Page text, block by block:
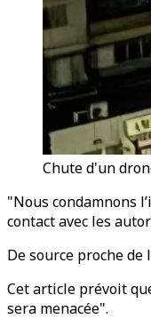
Chute d'un
"Nous condamnons
contact avec les
De source proche
Cet article prévoit
sera menacée".